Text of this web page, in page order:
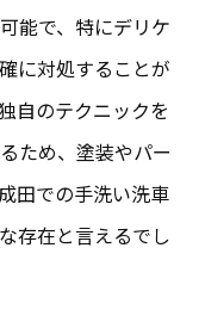
能で、特にデリケ
に対処することが
自のテクニックを
ため、塗装やパー
田での手洗い洗車
存在と言えるでし